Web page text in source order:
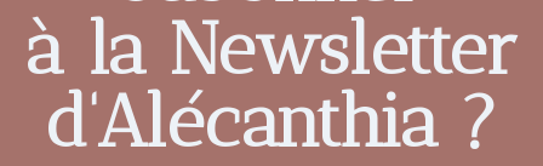
à la Newsletter
d'Alécanthia ?